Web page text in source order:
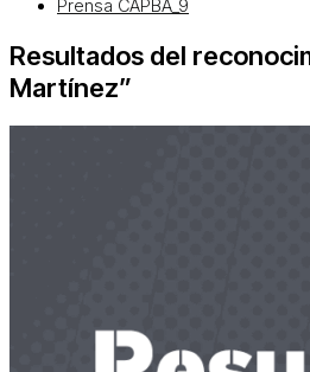
Prensa CAPBA_9
Resultados del
Martínez”